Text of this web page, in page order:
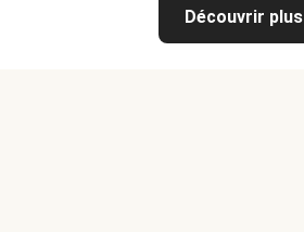
Découvrir plus